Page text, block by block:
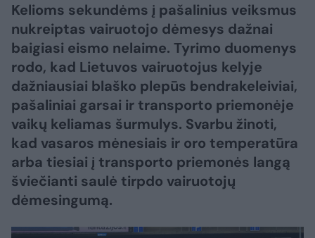
Kelioms sekundėms į pašalinius veiksmus
nukreiptas vairuotojo dėmesys dažnai
baigiasi eismo nelaime. Tyrimo duomenys
rodo, kad Lietuvos vairuotojus kelyje
dažniausiai blaško plepūs bendrakeleiviai,
pašaliniai garsai ir transporto priemonėje
vaikų keliamas šurmulys. Svarbu žinoti,
kad vasaros mėnesiais ir oro temperatūra
arba tiesiai į transporto priemonės langą
šviečianti saulė tirpdo vairuotojų
dėmesingumą.